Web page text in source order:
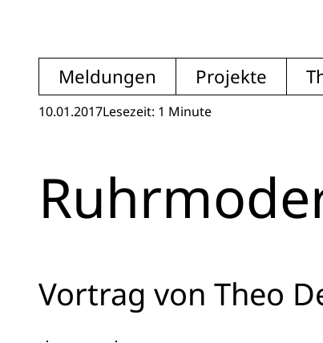
Meldungen Projekte
10.01.2017Lesezeit: 1 Minute
Vortrag von Theo